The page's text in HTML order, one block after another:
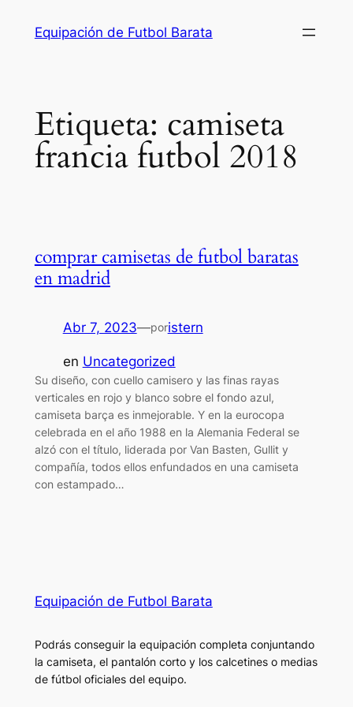
Equipación de Futbol Barata
Etiqueta: camiseta
francia futbol 2018
comprar camisetas de futbol baratas
en madrid
Abr 7, 2023—poristern
en Uncategorized
Su diseño, con cuello camisero y las finas rayas
verticales en rojo y blanco sobre el fondo azul,
camiseta barça es inmejorable. Y en la eurocopa
celebrada en el año 1988 en la Alemania Federal se
alzó con el título, liderada por Van Basten, Gullit y
compañía, todos ellos enfundados en una camiseta
con estampado…
Equipación de Futbol Barata
Podrás conseguir la equipación completa conjuntando
la camiseta, el pantalón corto y los calcetines o medias
de fútbol oficiales del equipo.